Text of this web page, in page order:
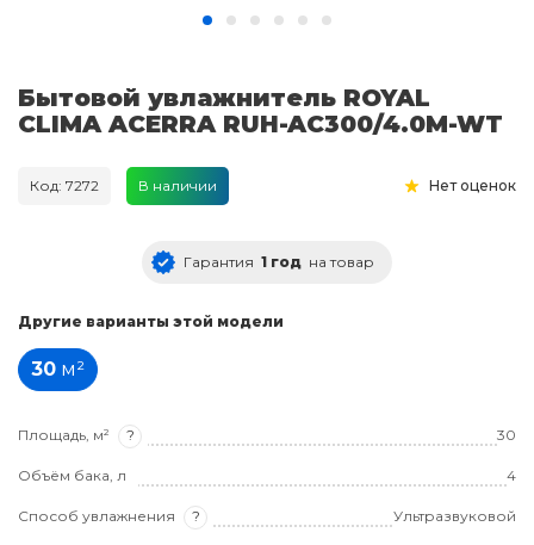
Бытовой увлажнитель ROYAL
CLIMA ACERRA RUH-AC300/4.0M-WT
Код: 7272 В наличии Нет оценок
Гарантия 1 год на товар
Другие варианты этой модели
30 м²
Площадь, м² ? 30
Объём бака, л 4
Способ увлажнения ? Ультразвуковой